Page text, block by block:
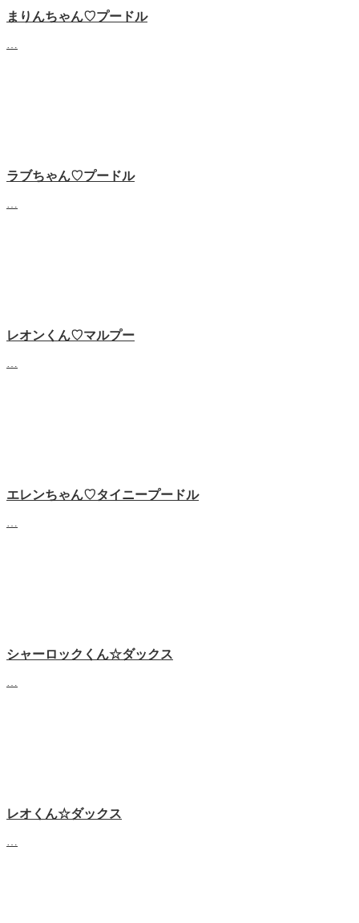
まりんちゃん♡プードル
ラブちゃん♡プードル
レオンくん♡マルプー
エレンちゃん♡タイニープードル
シャーロックくん☆ダックス
レオくん☆ダックス